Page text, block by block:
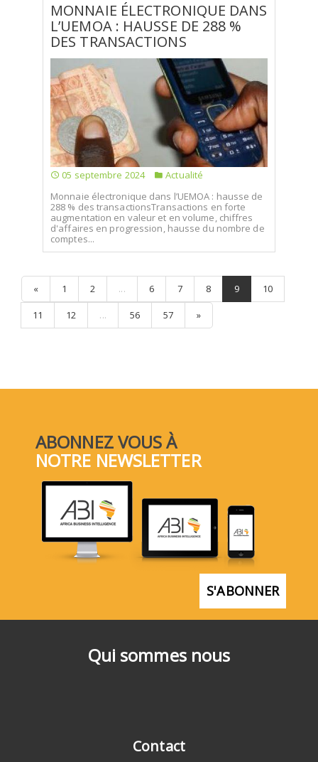
MONNAIE ÉLECTRONIQUE DANS
L’UEMOA : HAUSSE DE 288 %
DES TRANSACTIONS
05 septembre 2024
Actualité
Monnaie électronique dans l’UEMOA : hausse de
288 % des transactionsTransactions en forte
augmentation en valeur et en volume, chiffres
d'affaires en progression, hausse du nombre de
comptes...
« 1 2 ... 6 7 8 9 10
11 12 ... 56 57 »
Qui sommes nous
Contact
ABONNEZ VOUS À
NOTRE NEWSLETTER
S'ABONNER